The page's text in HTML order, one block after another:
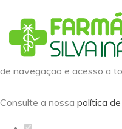
Defina as
cookies para
Este website utiliza
analíticos e funcionais,
de navegação e acesso a
Consulte a nossa política